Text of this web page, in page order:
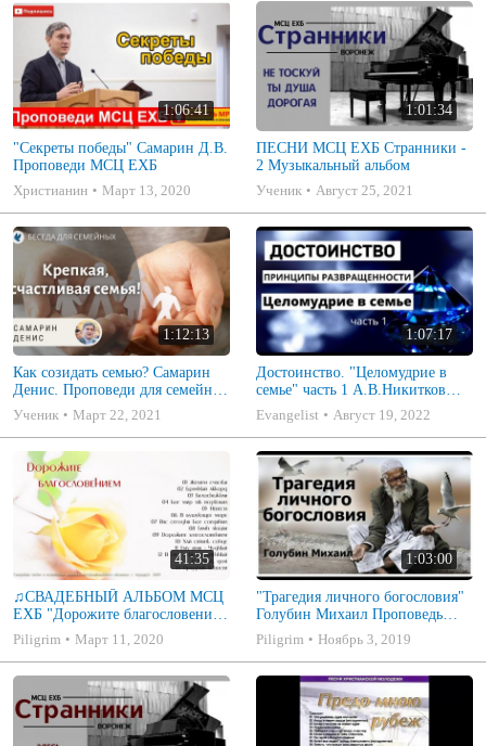
1:06:41
"Секреты победы" Самарин Д.В.
Проповеди МСЦ ЕХБ
Христианин
Март 13, 2020
1:01:34
ПЕСНИ МСЦ ЕХБ Странники -
2 Музыкальный альбом
Ученик
Август 25, 2021
1:12:13
Как созидать семью? Самарин
Денис. Проповеди для семейных
МСЦ ЕХБ
Ученик Март 22, 2021
1:07:17
Достоинство. "Целомудрие в
семье" часть 1 А.В.Никитков
Беседа для семейных МСЦ ЕХБ
Evangelist Август 19, 2022
41:35
♫СВАДЕБНЫЙ АЛЬБОМ МСЦ
ЕХБ "Дорожите благословением
- Христианские песни.
Музыкальный диск. Псалмы
Piligrim Март 11, 2020
1:03:00
"Трагедия личного богословия"
Голубин Михаил Проповедь
2019
Piligrim Ноябрь 3, 2019